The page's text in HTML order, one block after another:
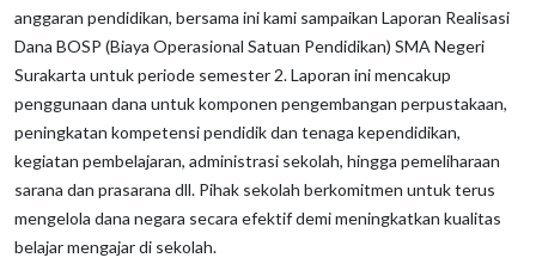
anggaran pendidikan, bersama ini kami sampaikan Laporan Realisasi
Dana BOSP (Biaya Operasional Satuan Pendidikan) SMA Negeri
Surakarta untuk periode semester 2. Laporan ini mencakup
penggunaan dana untuk komponen pengembangan perpustakaan,
peningkatan kompetensi pendidik dan tenaga kependidikan,
kegiatan pembelajaran, administrasi sekolah, hingga pemeliharaan
sarana dan prasarana dll. Pihak sekolah berkomitmen untuk terus
mengelola dana negara secara efektif demi meningkatkan kualitas
belajar mengajar di sekolah.